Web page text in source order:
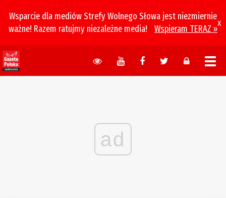
Wsparcie dla mediów Strefy Wolnego Słowa jest niezmiernie
ważne! Razem ratujmy niezależne media!
Wspieram TERAZ »
x
ad